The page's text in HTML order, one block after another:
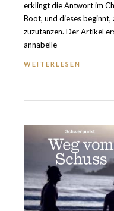
erklingt die Antwort im
Boot, und dieses beginnt,
zuzutanzen. Der Artikel
annabelle
WEITERLESEN